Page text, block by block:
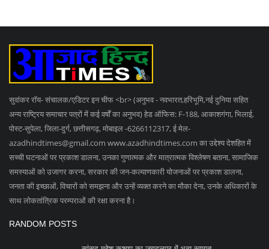
सुवांकर रॉय- संचालक/एडिटर इन चीफ <br> (अनुभव - नवभारत,हरिभूमि,नई दुनिया सहित
अन्य राष्ट्रिय समाचार पत्रों में कई वर्षों का अनुभव) हेड ऑफिस: F-188, आकाशगंगा, भिलाई,
पोस्ट-सुपेला, जिला-दुर्ग, छत्तीसगढ़, मोबाइल -6266112317, ई मेल-
azadhindtimes@gmail.com www.azadhindtimes.com का उद्देश्य देशहित में
सच्ची घटनाओं पर प्रकाश डालना, उनका गुणात्मक और मात्रात्मक विश्लेषण बताना, सामाजिक
समस्याओं को उजागर करना, सरकार की जन-कल्याणकारी योजनाओं पर प्रकाश डालना,
जनता की इच्छाओं, विचारों को समझना और उन्हें व्यक्त करने का मौका देना, उनके अधिकारों के
साथ लोकतांत्रिक परम्पराओं की रक्षा करना है।
RANDOM POSTS